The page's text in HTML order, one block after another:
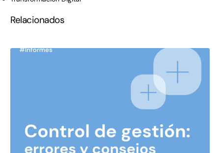
Relacionados